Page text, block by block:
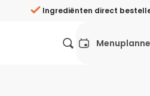
Ingrediënten direct